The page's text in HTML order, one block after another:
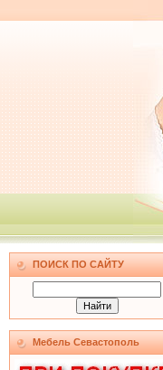
ПОИСК ПО САЙТУ
Мебель Севастополь